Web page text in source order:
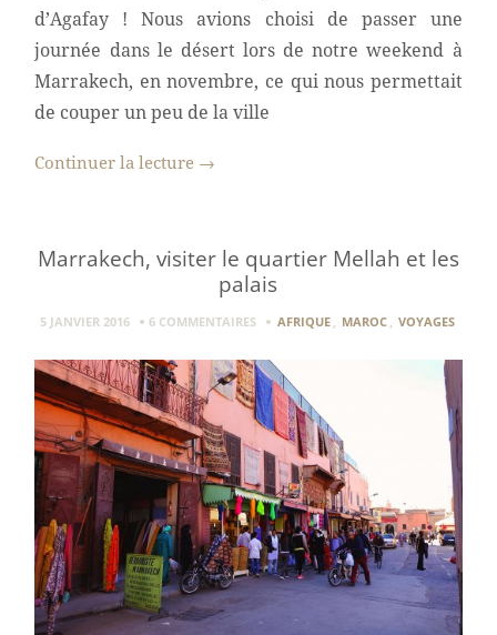
d’Agafay ! Nous avions choisi de passer une
journée dans le désert lors de notre weekend à
Marrakech, en novembre, ce qui nous permettait
de couper un peu de la ville
Continuer la lecture →
Marrakech, visiter le quartier Mellah et les
palais
5 JANVIER 2016 6 COMMENTAIRES AFRIQUE MAROC VOYAGES